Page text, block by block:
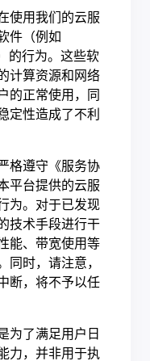
使用我们的云服
件（例如
的行为。这些软
计算资源和网络
的正常使用，同
定性造成了不利
格遵守《服务协
平台提供的云服
为。对于已发现
技术手段进行干
能、带宽使用等
同时，请注意，
断，将不予以任
为了满足用户日
力，并非用于执